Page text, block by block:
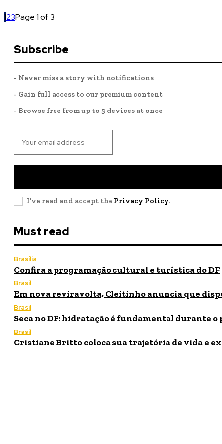
123Page 1 of 3
Subscribe
- Never miss a story with notifications
- Gain full access to our premium content
- Browse free from up to 5 devices at once
I've read and accept the Privacy Policy.
Must read
Brasília
Confira a programação cultural e turística do DF
Brasil
Em nova reviravolta, Cleitinho anuncia que
Brasil
Seca no DF: hidratação é fundamental durante o
Brasil
Cristiane Britto coloca sua trajetória de vida e